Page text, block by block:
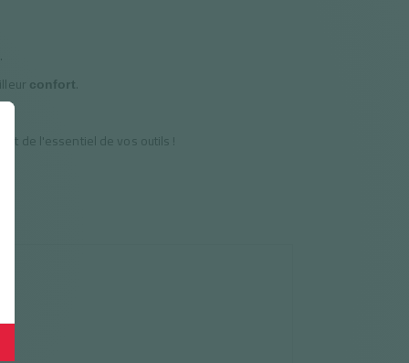
.
confort.
de l'essentiel de vos outils !